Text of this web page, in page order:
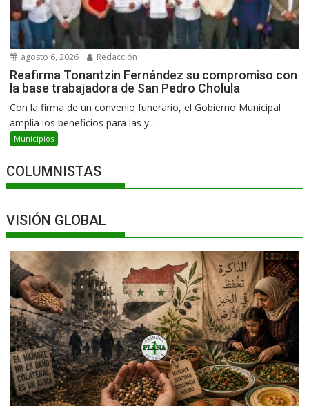
agosto 6, 2026 Redacción
Reafirma Tonantzin Fernández su compromiso con
la base trabajadora de San Pedro Cholula
Con la firma de un convenio funerario, el Gobierno Municipal
amplía los beneficios para las y...
Municipios
COLUMNISTAS
VISIÓN GLOBAL